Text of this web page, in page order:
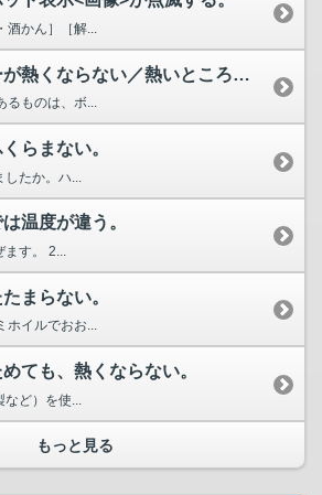
酒かん］［解...
カレーやシチューが熱くならない／熱いところとぬるいところがある。
るものは、ボ...
らまない。
たか。ハ...
温度が違う。
ます。 2...
まらない。
ホイルでおお...
ても、熱くならない。
ど）を使...
もっと見る